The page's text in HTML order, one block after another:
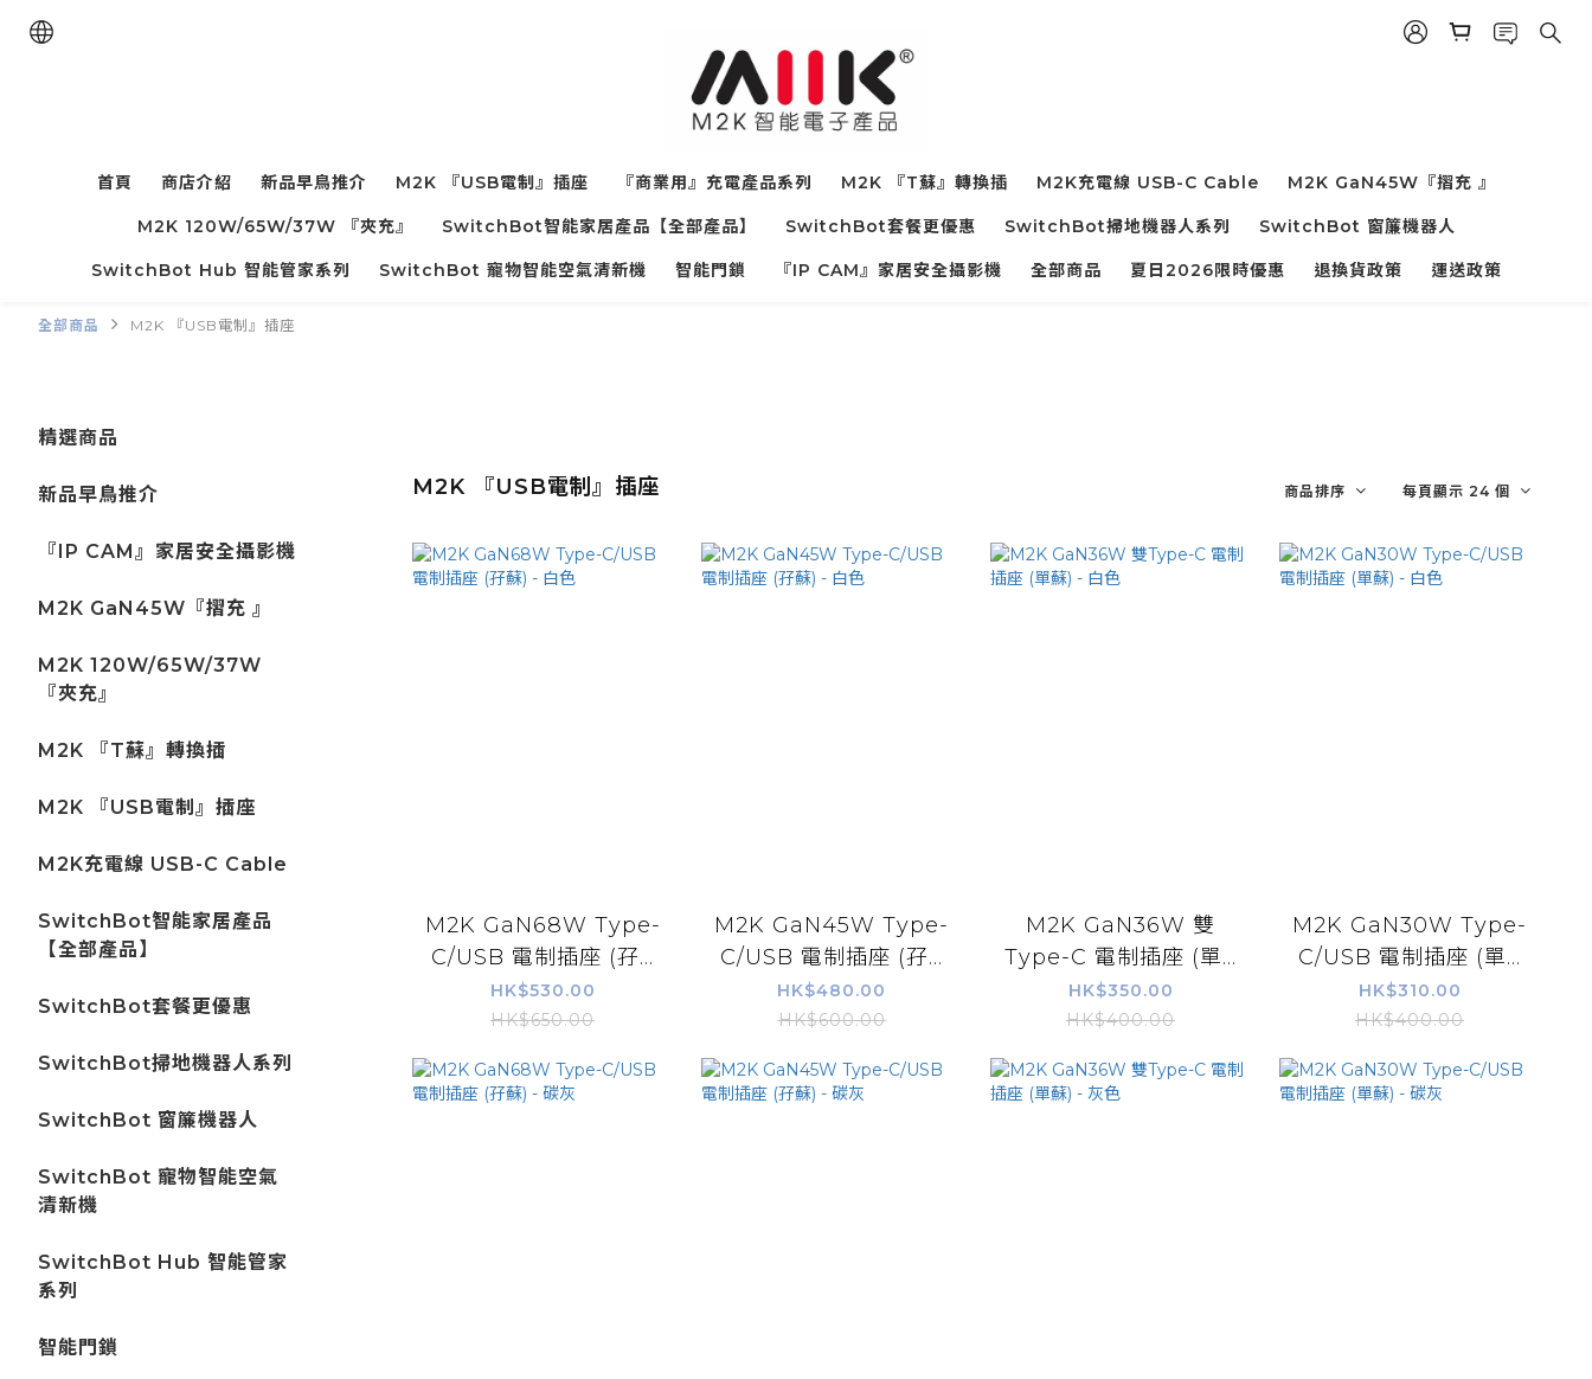
首頁 商店介紹 新品早鳥推介 M2K 『USB電制』插座 『商業用』充電產品系列 M2K 『T蘇』轉換插 M2K充電線 USB-C Cable M2K GaN45W『摺充 』
M2K 120W/65W/37W 『夾充』 SwitchBot智能家居產品【全部產品】 SwitchBot套餐更優惠 SwitchBot掃地機器人系列 SwitchBot 窗簾機器人
SwitchBot Hub 智能管家系列 SwitchBot 寵物智能空氣清新機 智能門鎖 『IP CAM』家居安全攝影機 全部商品 夏日2026限時優惠 退換貨政策 運送政策
全部商品 M2K 『USB電制』插座
精選商品
新品早鳥推介
『IP CAM』家居安全攝影機
M2K GaN45W『摺充 』
M2K 120W/65W/37W
『夾充』
M2K 『T蘇』轉換插
M2K 『USB電制』插座
M2K充電線 USB-C Cable
SwitchBot智能家居產品
【全部產品】
SwitchBot套餐更優惠
SwitchBot掃地機器人系列
SwitchBot 窗簾機器人
SwitchBot 寵物智能空氣
清新機
SwitchBot Hub 智能管家
系列
智能門鎖
M2K 『USB電制』插座 商品排序 每頁顯示 24 個
M2K GaN68W Type-
C/USB 電制插座 (孖...
HK$530.00
HK$650.00
M2K GaN45W Type-
C/USB 電制插座 (孖...
HK$480.00
HK$600.00
M2K GaN36W 雙
Type-C 電制插座 (單...
HK$350.00
HK$400.00
M2K GaN30W Type-
C/USB 電制插座 (單...
HK$310.00
HK$400.00